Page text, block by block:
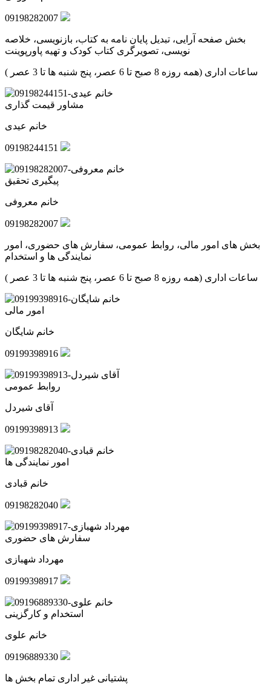
09198282007
بخش صفحه آرایی، تبدیل پایان نامه به کتاب، بازنویسی، خلاصه
نویسی، تصویرگری کتاب کودک و تهیه پاورپوینت
ساعات اداری (همه روزه 8 صبح تا 6 عصر، پنج شنبه ها تا 3 عصر )
مشاور قیمت گذاری
خانم عیدی
09198244151
پیگیری تحقیق
خانم معروفی
09198282007
بخش های امور مالی، روابط عمومی، سفارش های حضوری، امور
نمایندگی ها و استخدام
ساعات اداری (همه روزه 8 صبح تا 6 عصر، پنج شنبه ها تا 3 عصر )
امور مالی
خانم شایگان
09199398916
روابط عمومی
آقای شیردل
09199398913
امور نمایندگی ها
خانم قبادی
09198282040
سفارش های حضوری
مهرداد شهبازی
09199398917
استخدام و کارگزینی
خانم علوی
09196889330
پشتیانی غیر اداری تمام بخش ها